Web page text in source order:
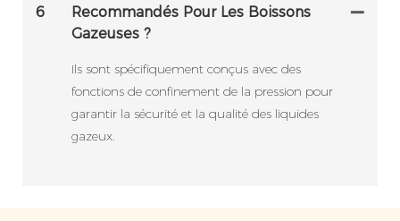
6
Recommandés Pour Les Boissons
Gazeuses ?
Ils sont spécifiquement conçus avec des
fonctions de confinement de la pression pour
garantir la sécurité et la qualité des liquides
gazeux.